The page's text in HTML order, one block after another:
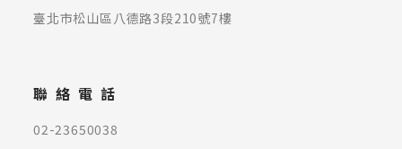
臺北市松山區八德路3段210號7樓
聯絡電話
02-23650038